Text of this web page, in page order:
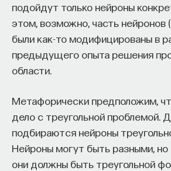
подойдут только нейроны
этом, возможно, часть нейронов
были как-то модифицированы в
предыдущего опыта решения
области.
Метафорически предположим,
дело с треугольной проблемой.
подбираются нейроны
Нейроны могут быть разными,
они должны быть треугольной